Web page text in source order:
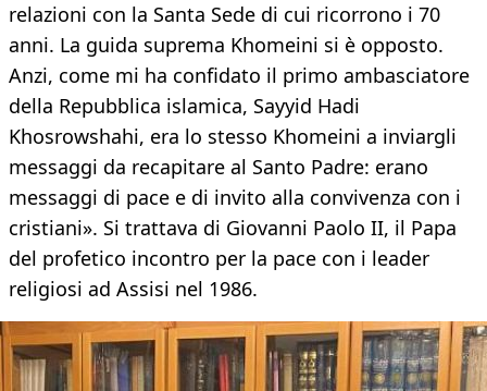
relazioni con la Santa Sede di cui ricorrono i 70
anni. La guida suprema Khomeini si è opposto.
Anzi, come mi ha confidato il primo ambasciatore
della Repubblica islamica, Sayyid Hadi
Khosrowshahi, era lo stesso Khomeini a inviargli
messaggi da recapitare al Santo Padre: erano
messaggi di pace e di invito alla convivenza con i
cristiani». Si trattava di Giovanni Paolo II, il Papa
del profetico incontro per la pace con i leader
religiosi ad Assisi nel 1986.